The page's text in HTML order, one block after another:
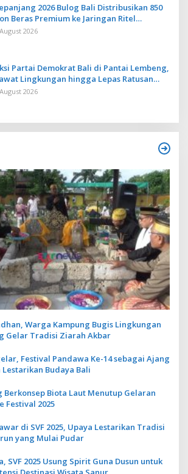
2026 Bulog Bali Distribusikan 850
Beras Premium ke Jaringan Ritel
2026
Partai Demokrat Bali di Pantai Lembeng,
Lingkungan hingga Lepas Ratusan
Bedawang Nala
2026
Warga Kampung Bugis Lingkungan
Gelar Tradisi Ziarah Akbar
Festival Pandawa Ke-14 sebagai Ajang
Budaya Bali
Berkonsep Biota Laut Menutup Gelaran
Festival 2025
di SVF 2025, Upaya Lestarikan Tradisi
yang Mulai Pudar
SVF 2025 Usung Spirit Guna Dusun untuk